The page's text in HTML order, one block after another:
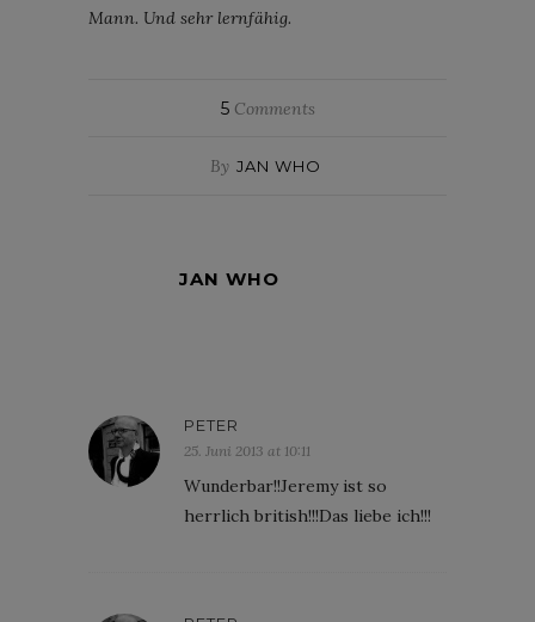
Mann. Und sehr lernfähig.
5Comments
By JAN WHO
JAN WHO
PETER
25. Juni 2013 at 10:11
Wunderbar!!Jeremy ist so
herrlich british!!!Das liebe ich!!!